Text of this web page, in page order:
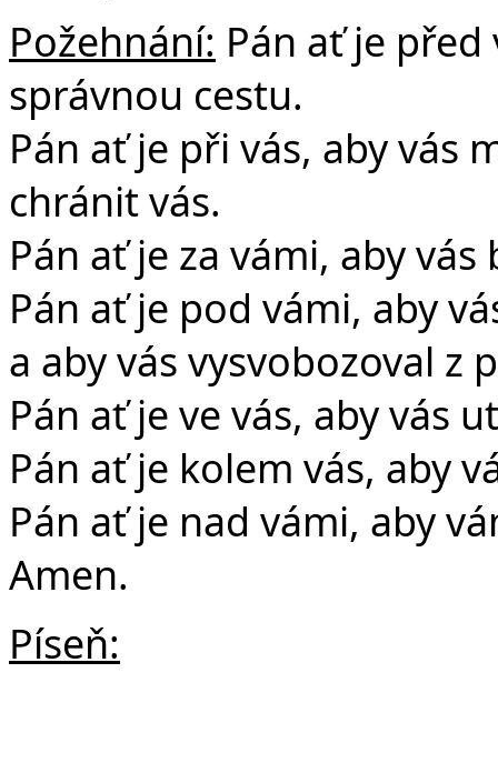
Požehnání: Pán ať je
správnou cestu.
Pán ať je při vás, aby vás
chránit vás.
Pán ať je za vámi, aby
Pán ať je pod vámi, aby
a aby vás vysvobozoval z
Pán ať je ve vás, aby vás
Pán ať je kolem vás, aby
Pán ať je nad vámi, aby
Amen.
Píseň: